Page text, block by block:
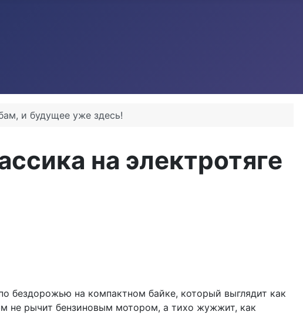
и будущее уже здесь!
на электротяге
бездорожью на компактном байке, который выглядит как
не рычит бензиновым мотором, а тихо жужжит, как